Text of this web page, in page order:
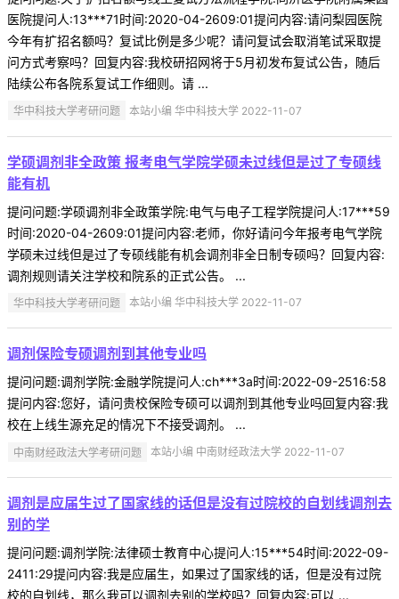
医院提问人:13***71时间:2020-04-2609:01提问内容:请问梨园医院
今年有扩招名额吗？复试比例是多少呢？请问复试会取消笔试采取提
问方式考察吗？回复内容:我校研招网将于5月初发布复试公告，随后
陆续公布各院系复试工作细则。请 ...
华中科技大学考研问题 本站小编 华中科技大学 2022-11-07
学硕调剂非全政策 报考电气学院学硕未过线但是过了专硕线
能有机
提问问题:学硕调剂非全政策学院:电气与电子工程学院提问人:17***59
时间:2020-04-2609:01提问内容:老师，你好请问今年报考电气学院
学硕未过线但是过了专硕线能有机会调剂非全日制专硕吗？回复内容:
调剂规则请关注学校和院系的正式公告。 ...
华中科技大学考研问题 本站小编 华中科技大学 2022-11-07
调剂保险专硕调剂到其他专业吗
提问问题:调剂学院:金融学院提问人:ch***3a时间:2022-09-2516:58
提问内容:您好，请问贵校保险专硕可以调剂到其他专业吗回复内容:我
校在上线生源充足的情况下不接受调剂。 ...
中南财经政法大学考研问题 本站小编 中南财经政法大学 2022-11-07
调剂是应届生过了国家线的话但是没有过院校的自划线调剂去
别的学
提问问题:调剂学院:法律硕士教育中心提问人:15***54时间:2022-09-
2411:29提问内容:我是应届生，如果过了国家线的话，但是没有过院
校的自划线，那么我可以调剂去别的学校吗？回复内容:可以 ...